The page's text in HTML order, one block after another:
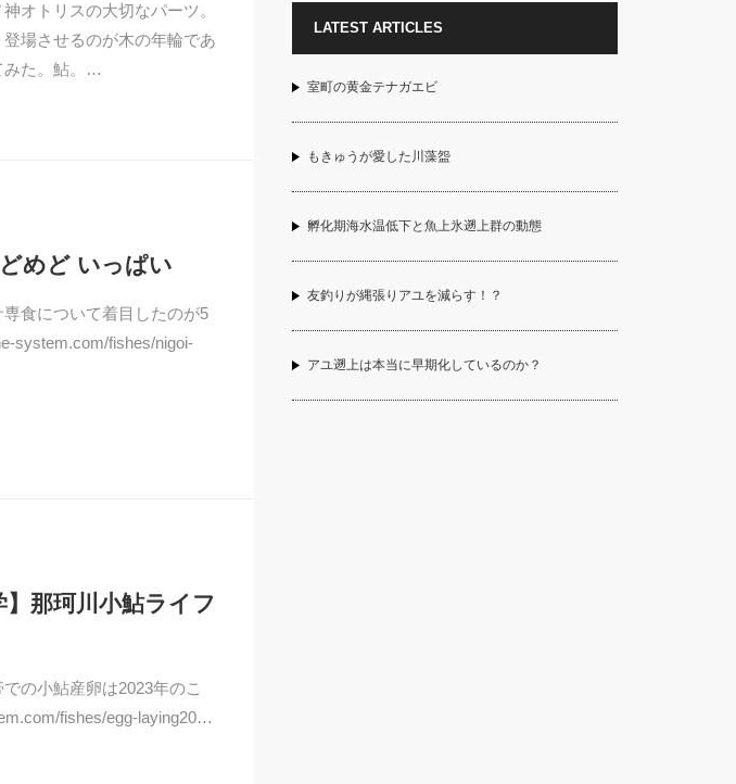
オトリスの大切なパーツ。
場させるのが木の年輪であ
みた。鮎。…
めど いっぱい
食について着目したのが5
system.com/fishes/nigoi-
】那珂川小鮎ライフ
の小鮎産卵は2023年のこ
fishes/egg-laying20…
LATEST ARTICLES
室町の黄金テナガエビ
もきゅうが愛した川藻盌
孵化期海水温低下と魚上氷遡上群の動態
友釣りが縄張りアユを減らす！？
アユ遡上は本当に早期化しているのか？